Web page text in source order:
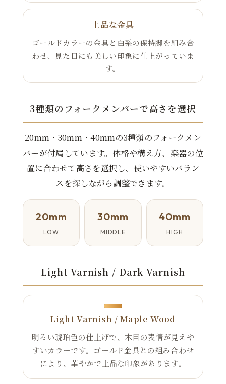
上品な金具
ゴールドカラーの金具と白系の保持脚を組み合
わせ、見た目にも美しい印象に仕上がっていま
す。
3種類のフォークメンバーで高さを選択
20mm・30mm・40mmの3種類のフォークメン
バーが付属しています。体格や構え方、楽器の位
置に合わせて高さを選択し、使いやすいバラン
スを探しながら調整できます。
20mm
LOW
30mm
MIDDLE
40mm
HIGH
Light Varnish / Dark Varnish
Light Varnish / Maple Wood
明るい琥珀色の仕上げで、木目の表情が見えや
すいカラーです。ゴールド金具との組み合わせ
により、華やかで上品な印象があります。